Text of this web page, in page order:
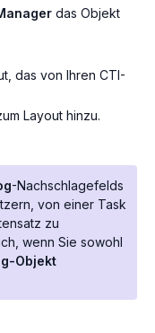
das Objekt
das von Ihren CTI-
Layout hinzu.
-Nachschlagefelds
von einer Task
zu
wenn Sie sowohl
Objekt